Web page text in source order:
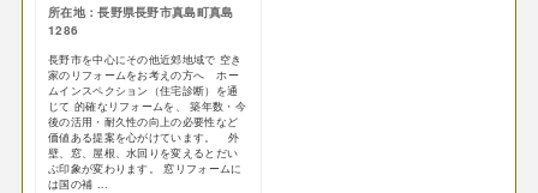
所在地：長野県長野市真島町真島
1286
長野市を中心にその他近郊地域で 空き
家のリフォームをお考えの方へ ホー
ムインスペクション（住宅診断）を通
じて 的確なリフォームを、 築年数・今
後の活用・耐久性の向上の必要性など
価値ある提案を心がけています。 外
壁、窓、屋根、水回りを変えるとだい
ぶ印象が変わります。 窓リフォームに
は国の補 ...